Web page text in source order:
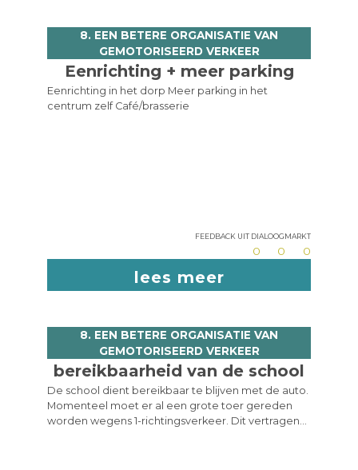
8. EEN BETERE ORGANISATIE VAN
GEMOTORISEERD VERKEER
Eenrichting + meer parking
Eenrichting in het dorp Meer parking in het
centrum zelf Café/brasserie
Feedback uit dialoogmarkt
0 0 0
lees meer
8. EEN BETERE ORGANISATIE VAN
GEMOTORISEERD VERKEER
bereikbaarheid van de school
De school dient bereikbaar te blijven met de auto.
Momenteel moet er al een grote toer gereden
worden wegens 1-richtingsverkeer. Dit vertragen